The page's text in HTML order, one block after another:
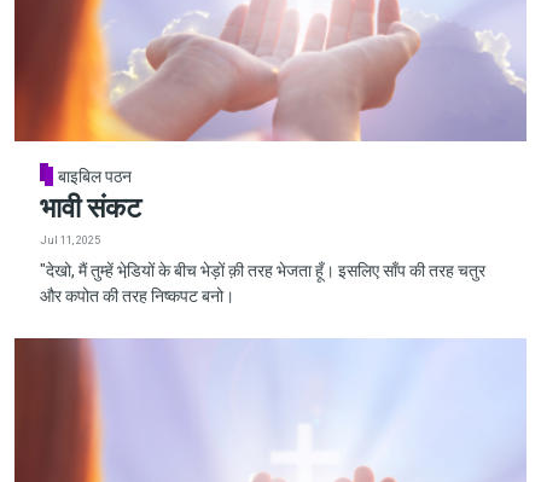
बाइबिल पठन
भावी संकट
Jul 11, 2025
"देखो, मैं तुम्हें भेडि़यों के बीच भेड़ों क़ी तरह भेजता हूँ। इसलिए साँप की तरह चतुर
और कपोत की तरह निष्कपट बनो।